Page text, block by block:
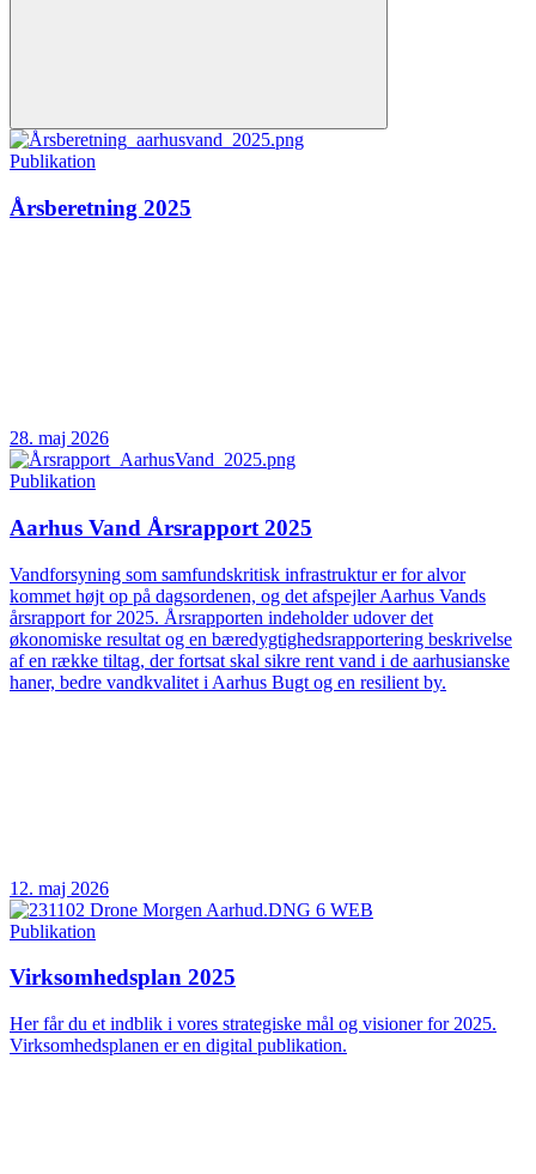
Publikation
Årsberetning 2025
28. maj 2026
Publikation
Aarhus Vand Årsrapport 2025
Vandforsyning som samfundskritisk infrastruktur er for alvor
kommet højt op på dagsordenen, og det afspejler Aarhus Vands
årsrapport for 2025. Årsrapporten indeholder udover det
økonomiske resultat og en bæredygtighedsrapportering beskrivelse
af en række tiltag, der fortsat skal sikre rent vand i de aarhusianske
haner, bedre vandkvalitet i Aarhus Bugt og en resilient by.
12. maj 2026
Publikation
Virksomhedsplan 2025
Her får du et indblik i vores strategiske mål og visioner for 2025.
Virksomhedsplanen er en digital publikation.